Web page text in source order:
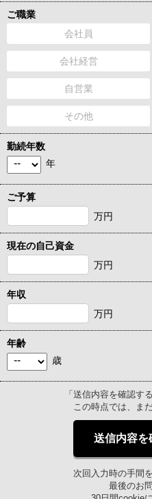
ご職業
会社員
会社経営
自営業
その他
勤続年数
年
ご予算
万円
現在の自己資金
万円
年収
万円
年齢
歳
「送信内容を確認す
この時点では、ま
送信内容を
次回入力時の手間
最後のお